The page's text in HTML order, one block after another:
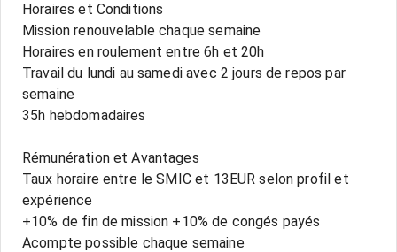
Horaires et Conditions
Mission renouvelable chaque semaine
Horaires en roulement entre 6h et 20h
Travail du lundi au samedi avec 2 jours de repos par
semaine
35h hebdomadaires
Rémunération et Avantages
Taux horaire entre le SMIC et 13EUR selon profil et
expérience
+10% de fin de mission +10% de congés payés
Acompte possible chaque semaine